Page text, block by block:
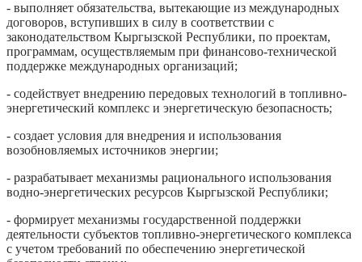
- выполняет обязательства, вытекающие из международных
договоров, вступивших в силу в соответствии с
законодательством Кыргызской Республики, по проектам,
программам, осуществляемым при финансово-технической
поддержке международных организаций;
- содействует внедрению передовых технологий в топливно-
энергетический комплекс и энергетическую безопасность;
- создает условия для внедрения и использования
возобновляемых источников энергии;
- разрабатывает механизмы рационального использования
водно-энергетических ресурсов Кыргызской Республики;
- формирует механизмы государственной поддержки
деятельности субъектов топливно-энергетического комплекса
с учетом требований по обеспечению энергетической